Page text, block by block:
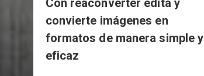
Con reaconverter edita y
convierte imágenes en
formatos de manera simple y
eficaz